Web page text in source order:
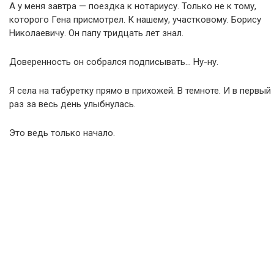
А у меня завтра — поездка к нотариусу. Только не к тому,
которого Гена присмотрел. К нашему, участковому. Борису
Николаевичу. Он папу тридцать лет знал.
Доверенность он собрался подписывать… Ну-ну.
Я села на табуретку прямо в прихожей. В темноте. И в первый
раз за весь день улыбнулась.
Это ведь только начало.